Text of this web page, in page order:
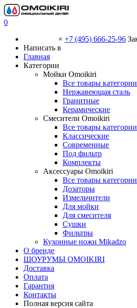
0
× +7 (495) 666-25-96
Написать в
Главная
Категории
Мойки Omoikiri
Все товары категории
Нержавеющая сталь
Гранитные
Керамические
Смесители Omoikiri
Все товары категории
Классические
Современные
Под фильтр
Комплекты
Аксессуары Omoikiri
Все товары категории
Дозаторы
Измельчители
Для мойки
Для смесителя
Сушки
Фильтры
Кухонные ножи Mikadzo
О бренде
ШОУРУМЫ OMOIKIRI
Доставка
Оплата
Гарантия
Контакты
Полная версия сайта